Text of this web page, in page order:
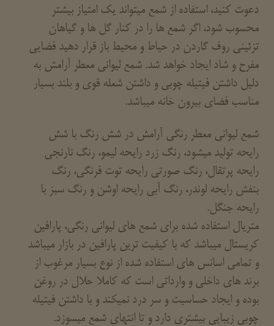
دعوت کنید، استفاده از شمع میتواند یک امتیاز بیشتر
محسوب شود، اگر شمع ها را در کنار گل ها و گیاهان
تزئینی روف گاردن در حیاط و محیط باز قرار دهید فضایی
مفرح و شاد ایجاد خواهد شد. شمع لیوانی معطر آرامش به
دلیل داشتن فیتیله چوبی و داشتن شعله قوی و بلند بسیار
مناسب فضای بیرون خانه میباشد.
شمع لیوانی معطر رنگی آرامش در شش رنگ با شش
رایحه تولید میشود، رنگ زرد رایحه لیمو، رنگ نارنجی
رایحه پرتقال، رنگ صورتی رایحه توت فرنگی، رنگ
بنفش رایحه لوندر، رنگ آبی رایحه اوشن و رنگ سبز با
رایحه جنگل.
متریال استفاده شده برای شمع های لیوانی رنگی، پارافین
کریستال میباشد که با کیفیت ترین پارافین در بازار میباشد
و تمامی اسانس های استفاده شده از نوع بسیار مرغوب از
برند های داخلی و وارداتی است که کاملا حلال در روغن
بوده و ایجاد حساسیت و سر درد نمیکند و با داشتن فیتیله
چوبی زیبایی بیشتری دارد و تا انتهای شمع میسوزد.